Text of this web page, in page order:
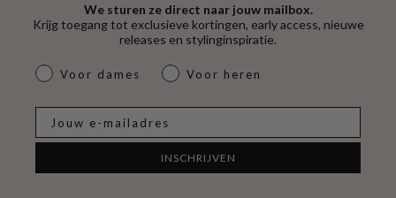
We sturen ze direct naar jouw mailbox.
Krijg toegang tot exclusieve kortingen, early access, nieuwe
releases en stylinginspiratie.
dames & heren
Voor dames Voor heren
INSCHRIJVEN